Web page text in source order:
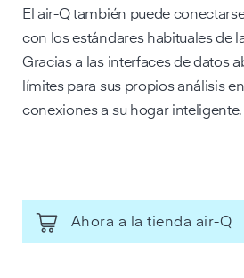
El air-Q también puede
con los estándares habituales de
Gracias a las interfaces de datos
límites para sus propios análisis
conexiones a su hogar inteligente.
Ahora a la tienda air-Q